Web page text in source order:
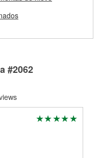
a encontrar las
tu reparación.
de freno
#2062